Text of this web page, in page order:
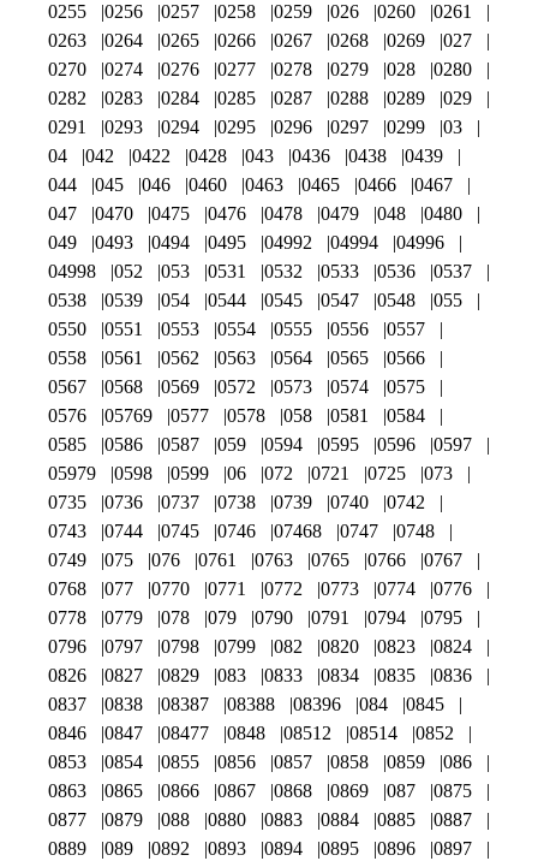
0255 0256 0257 0258 0259 026 0260
0261
0263
0264 0265 0266 0267 0268 0269
027
0270
0274 0276 0277 0278 0279 028
0280
0282
0283 0284 0285 0287 0288 0289
029
0291
0293 0294 0295 0296 0297 0299
03
04
042 0422 0428 043 0436 0438
0439
044
045 046 0460 0463 0465 0466
0467
047
0470 0475 0476 0478 0479 048
0480
049
0493 0494 0495 04992 04994
04996
04998
052 053 0531 0532 0533 0536
0537
0538
0539 054 0544 0545 0547 0548
055
0550
0551 0553 0554 0555 0556
0557
0558
0561 0562 0563 0564 0565
0566
0567
0568 0569 0572 0573 0574
0575
0576
05769 0577 0578 058 0581
0584
0585
0586 0587 059 0594 0595 0596
0597
05979
0598 0599 06 072 0721 0725
073
0735
0736 0737 0738 0739 0740
0742
0743
0744 0745 0746 07468 0747
0748
0749
075 076 0761 0763 0765 0766
0767
0768
077 0770 0771 0772 0773 0774
0776
0778
0779 078 079 0790 0791 0794
0795
0796
0797 0798 0799 082 0820 0823
0824
0826
0827 0829 083 0833 0834 0835
0836
0837
0838 08387 08388 08396 084
0845
0846
0847 08477 0848 08512 08514
0852
0853
0854 0855 0856 0857 0858 0859
086
0863
0865 0866 0867 0868 0869 087
0875
0877
0879 088 0880 0883 0884 0885
0887
0889
089 0892 0893 0894 0895 0896
0897